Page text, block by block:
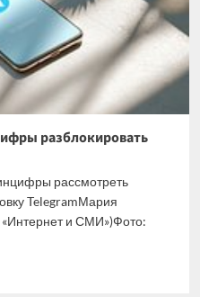
разблокировать
рассмотреть
TelegramМария
и СМИ»)Фото: